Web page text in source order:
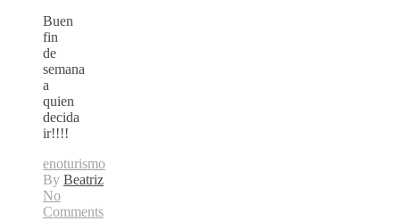
Buen
fin
de
semana
a
quien
decida
ir!!!!
enoturismo
By Beatriz
No
Comments